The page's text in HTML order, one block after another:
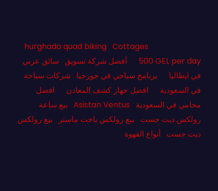
hurghada quad biking Cottages
500 GEL per day
أفضل شركة تسويق
سائق عربي
في ايطاليا
برنامج سياحي في جورجيا
شركات سياحة
في السعودية
افضل جهاز كشف المعادن
افضل
محامي في السعودية
Asistan Ventus بيع ساعة
رولكس ديت جست
بيع رولكس ياخت ماستر
بيع رولكس
ديت جست أنواع القهوة